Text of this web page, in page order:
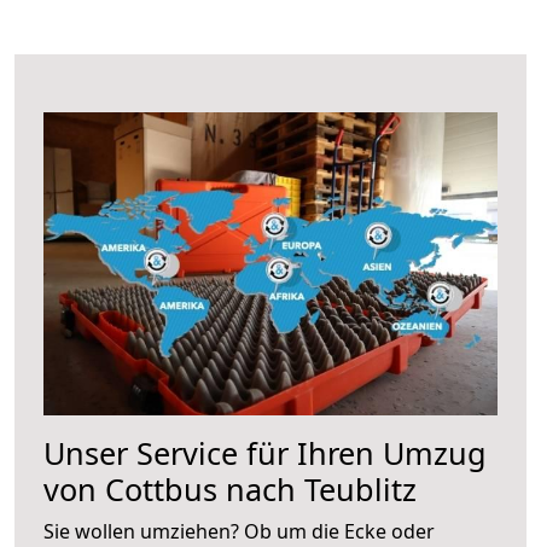
Unser Service für Ihren Umzug
von Cottbus nach Teublitz
Sie wollen umziehen? Ob um die Ecke oder